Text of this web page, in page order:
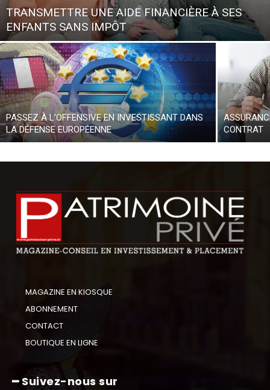
TRANSMETTRE UNE AIDE FINANCIÈRE À SES
ENFANTS SANS IMPÔT
PASSEZ À L’OFFENSIVE EN INVESTISSANT DANS
LA DÉFENSE EUROPÉENNE
CONTRAT
MAGAZINE EN KIOSQUE
ABONNEMENT
CONTACT
BOUTIQUE EN LIGNE
━ Suivez-nous sur